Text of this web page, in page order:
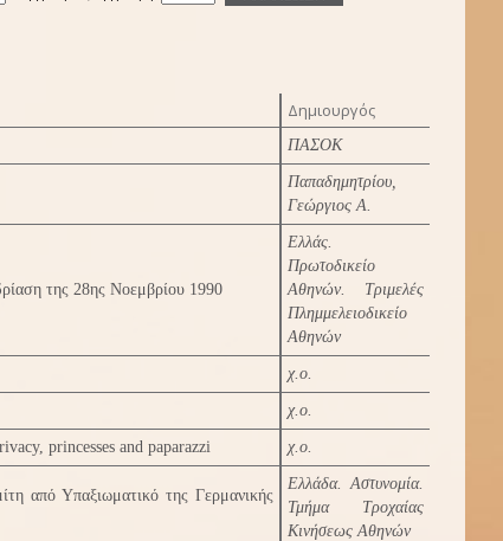
Δημιουργός
ΠΑΣΟΚ
Παπαδημητρίου,
Γεώργιος Α.
της 28ης Νοεμβρίου 1990
Ελλάς.
Πρωτοδικείο
Αθηνών. Τριμελές
Πλημμελειοδικείο
Αθηνών
χ.ο.
χ.ο.
princesses and paparazzi χ.ο.
από Υπαξιωματικό της Γερμανικής
Ελλάδα. Αστυνομία.
Τμήμα Τροχαίας
Κινήσεως Αθηνών